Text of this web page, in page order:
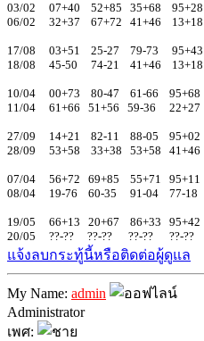
03/02 07+40 52+85 35+68 95+28
06/02 32+37 67+72 41+46 13+18
17/08 03+51 25-27 79-73 95+43
18/08 45-50 74-21 41+46 13+18
10/04 00+73 80-47 61-66 95+68
11/04 61+66 51+56 59-36 22+27
27/09 14+21 82-11 88-05 95+02
28/09 53+58 33+38 53+58 41+46
07/04 56+72 69+85 55+71 95+11
08/04 19-76 60-35 91-04 77-18
19/05 66+13 20+67 86+33 95+42
20/05 ??-?? ??-?? ??-?? ??-??
แจ้งลบกระทู้นี้หรือติดต่อผู้ดูแล
My Name: admin
Administrator
เพศ: